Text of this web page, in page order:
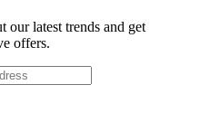
our latest trends and get
offers.